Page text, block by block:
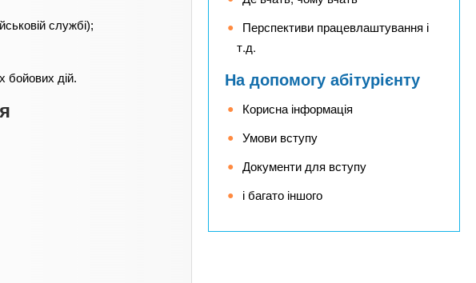
службі);
бойових дій.
Перспективи працевлаштування і
т.д.
На допомогу абітурієнту
Корисна інформація
Умови вступу
Документи для вступу
і багато іншого